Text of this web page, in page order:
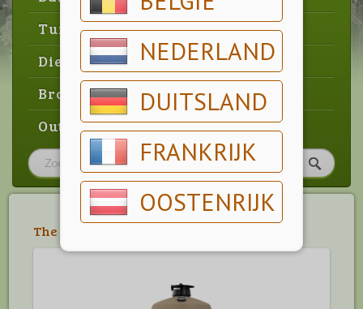
NEDERLAND
DUITSLAND
FRANKRIJK
OOSTENRIJK
Tuin
Dier
Brood & gebak
Outlet
The Bastard Barbecues